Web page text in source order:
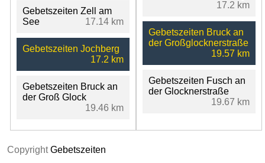
Gebetszeiten Zell am
See
17.14 km
Gebetszeiten Jochberg
17.2 km
Gebetszeiten Bruck an
der Groß Glock
19.46 km
17.2 km
Gebetszeiten Bruck an
der Großglocknerstraße
19.57 km
Gebetszeiten Fusch an
der Glocknerstraße
19.67 km
CopyrightGebetszeiten